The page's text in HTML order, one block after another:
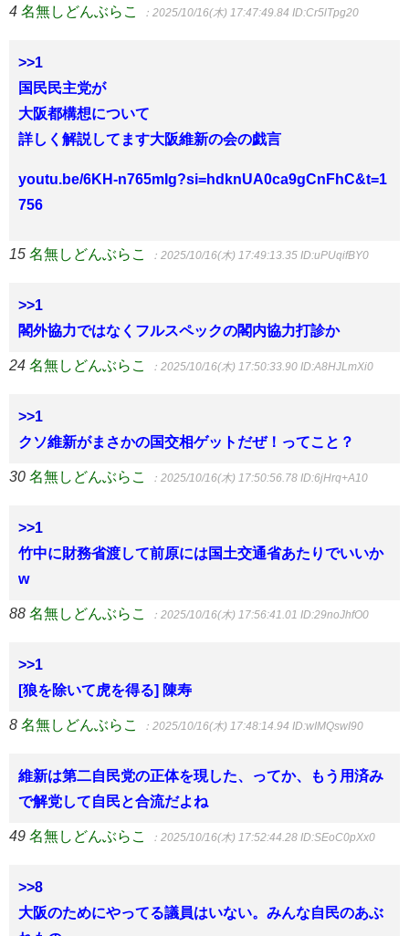
4 名無しどんぶらこ ：2025/10/16(木) 17:47:49.84 ID:Cr5lTpg20
>>1
国民民主党が
大阪都構想について
詳しく解説してます大阪維新の会の戯言
youtu.be/6KH-n765mIg?si=hdknUA0ca9gCnFhC&t=1
756
15 名無しどんぶらこ ：2025/10/16(木) 17:49:13.35 ID:uPUqifBY0
>>1
閣外協力ではなくフルスペックの閣内協力打診か
24 名無しどんぶらこ ：2025/10/16(木) 17:50:33.90 ID:A8HJLmXi0
>>1
クソ維新がまさかの国交相ゲットだぜ！ってこと？
30 名無しどんぶらこ ：2025/10/16(木) 17:50:56.78 ID:6jHrq+A10
>>1
竹中に財務省渡して前原には国土交通省あたりでいいか
w
88 名無しどんぶらこ ：2025/10/16(木) 17:56:41.01 ID:29noJhfO0
>>1
[狼を除いて虎を得る] 陳寿
8 名無しどんぶらこ ：2025/10/16(木) 17:48:14.94 ID:wIMQswI90
維新は第二自民党の正体を現した、ってか、もう用済み
で解党して自民と合流だよね
49 名無しどんぶらこ ：2025/10/16(木) 17:52:44.28 ID:SEoC0pXx0
>>8
大阪のためにやってる議員はいない。みんな自民のあぶ